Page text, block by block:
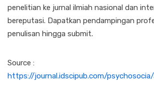
penelitian ke jurnal ilmiah nasional dan
bereputasi. Dapatkan pendampingan
penulisan hingga submit.
Source :
https://journal.idscipub.com/